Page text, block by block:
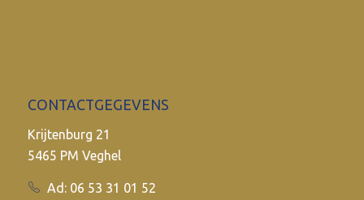
CONTACTGEGEVENS
Krijtenburg 21
5465 PM Veghel
Ad: 06 53 31 01 52